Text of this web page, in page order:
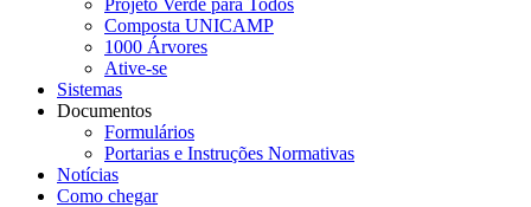
Composta UNICAMP
1000 Árvores
Ative-se
Sistemas
Documentos
Formulários
Portarias e Instruções Normativas
Notícias
Como chegar